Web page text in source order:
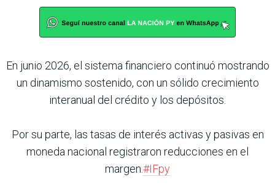
En junio 2026, el sistema financiero continuó mostrando
un dinamismo sostenido, con un sólido crecimiento
interanual del crédito y los depósitos.
Por su parte, las tasas de interés activas y pasivas en
moneda nacional registraron reducciones en el
margen.#IFpy